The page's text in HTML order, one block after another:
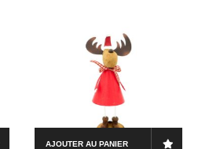
AJOUTER AU PANIER